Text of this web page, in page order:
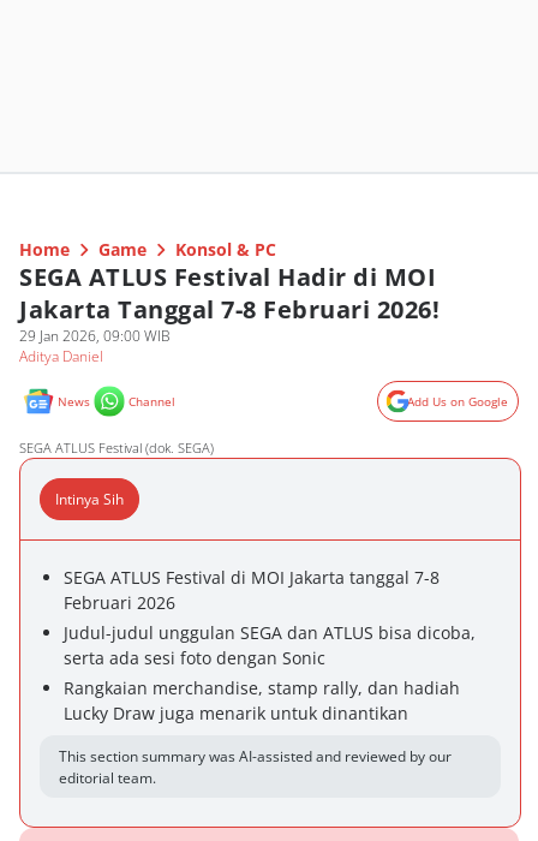
Home Game Konsol & PC
SEGA ATLUS Festival Hadir di MOI
Jakarta Tanggal 7-8 Februari 2026!
29 Jan 2026, 09:00 WIB
Aditya Daniel
News Channel Add Us on Google
SEGA ATLUS Festival (dok. SEGA)
Intinya Sih
SEGA ATLUS Festival di MOI Jakarta tanggal 7-8
Februari 2026
Judul-judul unggulan SEGA dan ATLUS bisa dicoba,
serta ada sesi foto dengan Sonic
Rangkaian merchandise, stamp rally, dan hadiah
Lucky Draw juga menarik untuk dinantikan
This section summary was AI-assisted and reviewed by our
editorial team.